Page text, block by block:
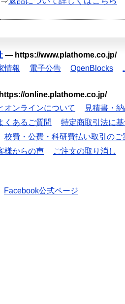
— https://www.plathome.co.jp/
情報 電子公告 OpenBlocks
https://online.plathome.co.jp/
オンラインについて
見積書・
くあるご質問
特定商取引法に
校費・公費・科研費払い取引のご
様からの声 ご注文の取り消し
Facebook公式ページ